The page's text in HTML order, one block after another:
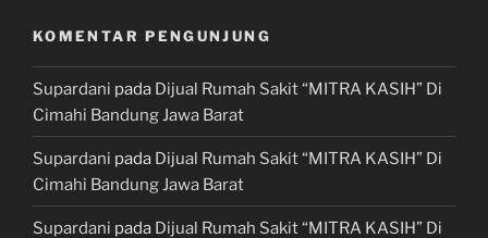
KOMENTAR PENGUNJUNG
Supardani pada Dijual Rumah Sakit “MITRA KASIH” Di
Cimahi Bandung Jawa Barat
Supardani pada Dijual Rumah Sakit “MITRA KASIH” Di
Cimahi Bandung Jawa Barat
Supardani pada Dijual Rumah Sakit “MITRA KASIH” Di